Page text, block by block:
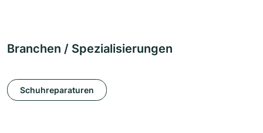
Branchen / Spezialisierungen
Schuhreparaturen